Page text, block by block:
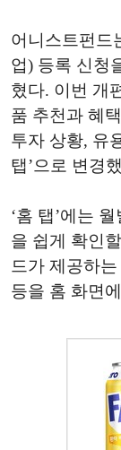
어니스트펀드
업) 등록 신청
혔다. 이번 개
품 추천과 혜
투자 상황, 유
탭’으로 변경
‘홈 탭’에는
을 쉽게 확인
드가 제공하
등을 홈 화면